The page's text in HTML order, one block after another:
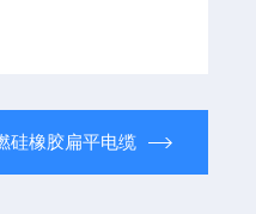
硅橡胶扁平电缆